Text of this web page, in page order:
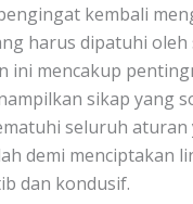
kembali
harus dipatuhi oleh
ini mencakup
sikap yang
seluruh aturan
demi menciptakan
dan kondusif.